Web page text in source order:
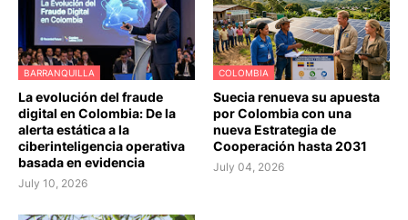
BARRANQUILLA
La evolución del fraude
digital en Colombia: De la
alerta estática a la
ciberinteligencia operativa
basada en evidencia
July 10, 2026
COLOMBIA
Suecia renueva su apuesta
por Colombia con una
nueva Estrategia de
Cooperación hasta 2031
July 04, 2026